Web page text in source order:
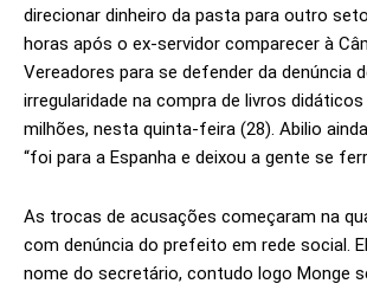
direcionar dinheiro da pasta para outro
horas após o ex-servidor comparecer à
Vereadores para se defender da denúncia
irregularidade na compra de livros didáticos
milhões, nesta quinta-feira (28). Abilio
“foi para a Espanha e deixou a gente se
As trocas de acusações começaram na
com denúncia do prefeito em rede social.
nome do secretário, contudo logo Monge